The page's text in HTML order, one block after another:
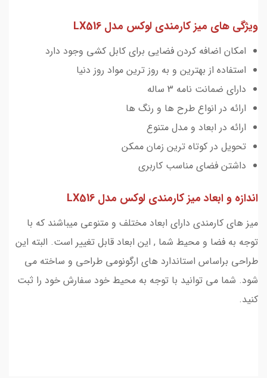
ویژگی های میز کارمندی لوکس مدل LX516
امکان اضافه کردن فضایی برای کابل کشی وجود دارد
استفاده از بهترین و به روز ترین مواد روز دنیا
دارای ضمانت نامه 3 ساله
ارائه در انواع طرح ها و رنگ ها
ارائه در ابعاد و مدل متنوع
تحویل در کوتاه ترین زمان ممکن
داشتن فضای مناسب کاربری
اندازه و ابعاد میز کارمندی لوکس مدل LX516
میز های کارمندی دارای ابعاد مختلف و متنوعی میباشند که با
توجه به فضا و محیط شما , این ابعاد قابل تغییر است. البته این
طراحی براساس استاندارد های ارگونومی طراحی و ساخته می
شود. شما می توانید با توجه به محیط خود سفارش خود را ثبت
کنید.